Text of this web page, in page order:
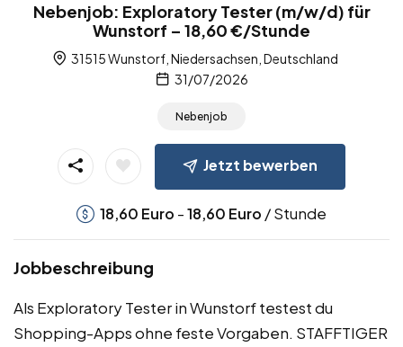
Nebenjob: Exploratory Tester (m/w/d) für
Wunstorf – 18,60 €/Stunde
31515 Wunstorf, Niedersachsen, Deutschland
31/07/2026
Nebenjob
Jetzt bewerben
18,60 Euro -18,60 Euro / Stunde
Jobbeschreibung
Als Exploratory Tester in Wunstorf testest du
Shopping-Apps ohne feste Vorgaben. STAFFTIGER